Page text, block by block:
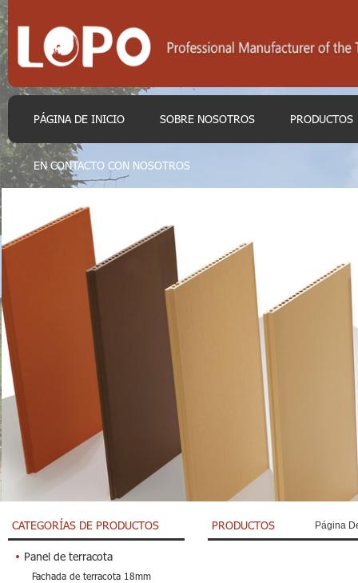
PÁGINA DE INICIO SOBRE NOSOTROS PRODUCTOS
EN CONTACTO CON NOSOTROS
CATEGORÍAS DE PRODUCTOS
Panel de terracota
Fachada de terracota 18mm
PRODUCTOS Página